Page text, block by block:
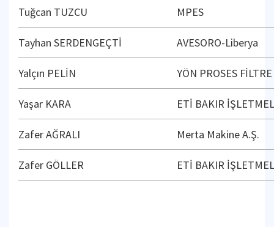
Tuğcan TUZCU MPES
Tayhan SERDENGEÇTİ AVESORO-Liberya
Yalçın PELİN YÖN PROSES FİLTRE
Yaşar KARA ETİ BAKIR
Zafer AĞRALI Merta Makine A.Ş.
Zafer GÖLLER ETİ BAKIR